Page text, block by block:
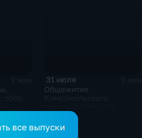
31 июля
Общежитие
колледжа обновляют в
рамках нацпроекта
"Молодежь и дети"
все выпуски